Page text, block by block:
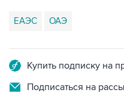
ЕАЭС ОАЭ
Купить подписку на
Подписаться на